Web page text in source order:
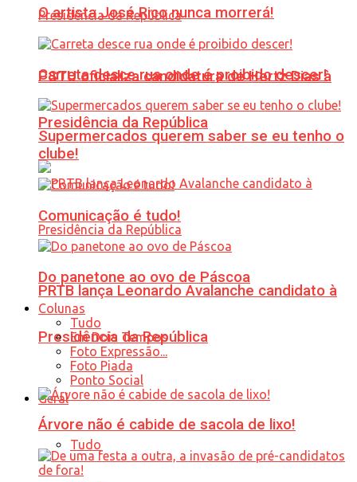
PSTU oficializa candidatura de Hertz Dias à
Presidência da República
PRTB lança Leonardo Avalanche candidato à
Presidência da República
Geral
Tudo
O artista José Rico nunca morrerá!
Carreta desce rua onde é proibido descer!
Supermercados querem saber se eu tenho o
clube!
Comunicação é tudo!
Do panetone ao ovo de Páscoa
Colunas
Tudo
Em Dois Tempos
Foto Expressão...
Foto Piada
Ponto Social
Árvore não é cabide de sacola de lixo!